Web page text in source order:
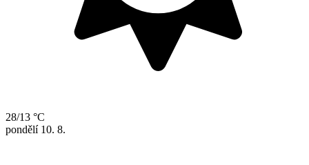
28/13 °C
pondělí 10. 8.